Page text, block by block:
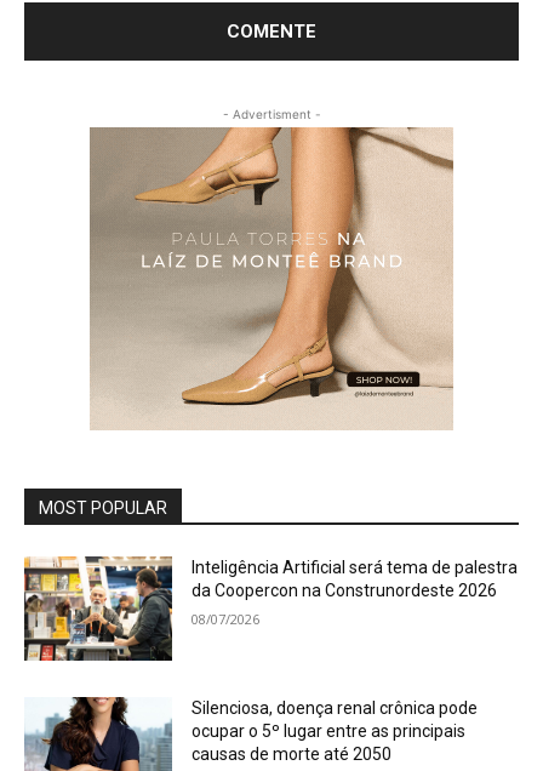
- Advertisment -
MOST POPULAR
Inteligência Artificial será tema de palestra
da Coopercon na Construnordeste 2026
08/07/2026
Silenciosa, doença renal crônica pode
ocupar o 5º lugar entre as principais
causas de morte até 2050